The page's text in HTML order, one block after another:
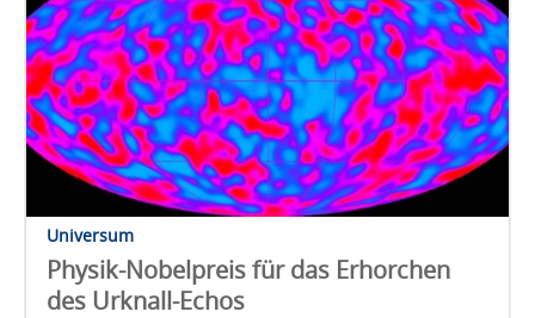
Universum
Physik-Nobelpreis für das Erhorchen
des Urknall-Echos